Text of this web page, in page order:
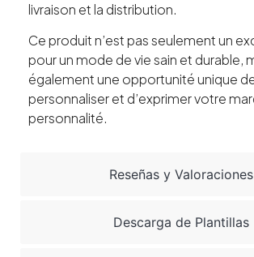
Reseñas y Valoraciones
Descarga de Plantillas
livraison et la distribution.
Ce produit n’est pas seulement un
pour un mode de vie sain et durable,
également une opportunité unique
personnaliser et d’exprimer votre
personnalité.